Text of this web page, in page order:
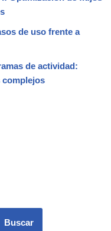
de uso frente a
de actividad:
complejos
Buscar